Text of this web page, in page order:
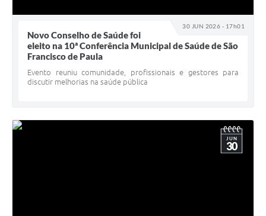
30 JUN 2026 - 17h01
Novo Conselho de Saúde foi
eleito na 10ª Conferência Municipal de Saúde de São
Francisco de Paula
Evento reuniu comunidade, profissionais e gestores para
discutir melhorias na saúde pública
JUN
30